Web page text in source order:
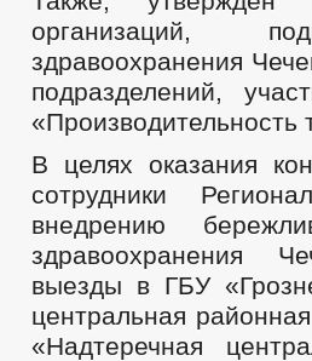
организаций,
здравоохранения
подразделений,
«Производительность
В целях оказания
сотрудники
внедрению
здравоохранения
выезды в ГБУ
центральная
«Надтеречная